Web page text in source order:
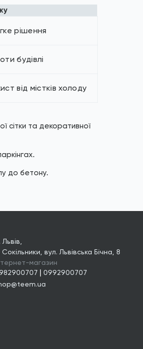
рішення
будівлі
від містків холоду
сітки та декоративної
до бетону.
Львів,
Сокільники, вул. Львівська Бічна, 8
магазин
0992900707